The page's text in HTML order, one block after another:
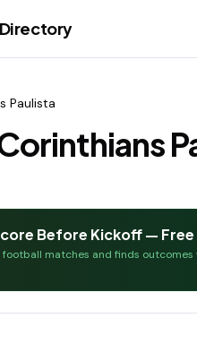
Paulista
Before Kickoff —
football matches and finds